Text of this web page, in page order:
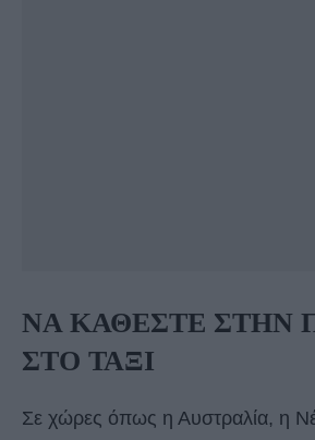
ΝΑ ΚΑΘΕΣΤΕ ΣΤΗΝ
ΣΤΟ ΤΑΞΙ
Σε χώρες όπως η Αυστραλία, η